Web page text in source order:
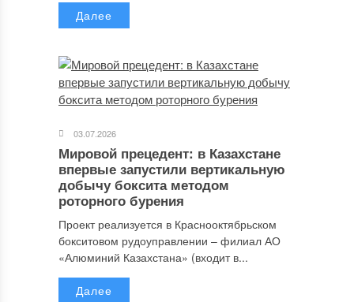
Далее
03.07.2026
Мировой прецедент: в Казахстане
впервые запустили вертикальную
добычу боксита методом
роторного бурения
Проект реализуется в Краснооктябрьском
бокситовом рудоуправлении – филиал АО
«Алюминий Казахстана» (входит в...
Далее